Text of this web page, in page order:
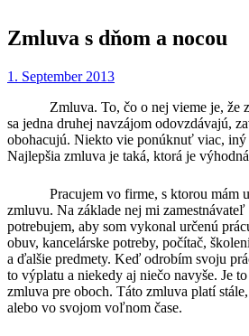
Zmluva s dňom a nocou
1. September 2013
Zmluva. To, čo o nej vieme je, že
sa jedna druhej navzájom odovzdávajú,
obohacujú. Niekto vie ponúknuť viac, iný
Najlepšia zmluva je taká, ktorá je
Pracujem vo firme, s ktorou mám
zmluvu. Na základe nej mi zamestnávateľ
potrebujem, aby som vykonal určenú
obuv, kancelárske potreby, počítač,
a ďalšie predmety. Keď odrobím svoju
to výplatu a niekedy aj niečo navyše. Je
zmluva pre oboch. Táto zmluva platí
alebo vo svojom voľnom čase.